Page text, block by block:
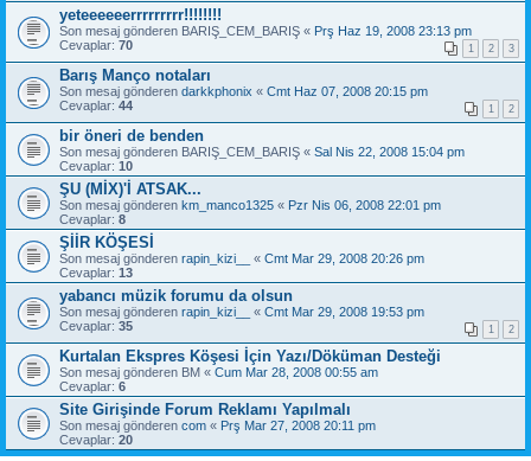
yeteeeeeerrrrrrrrr!!!!!!!!
Son mesaj gönderen BARIŞ_CEM_BARIŞ « Prş Haz 19, 2008 23:13 pm
Cevaplar: 70 1 2 3
Barış Manço notaları
Son mesaj gönderen darkkphonix « Cmt Haz 07, 2008 20:15 pm
Cevaplar: 44 1 2
bir öneri de benden
Son mesaj gönderen BARIŞ_CEM_BARIŞ « Sal Nis 22, 2008 15:04 pm
Cevaplar: 10
ŞU (MİX)'İ ATSAK...
Son mesaj gönderen km_manco1325 « Pzr Nis 06, 2008 22:01 pm
Cevaplar: 8
ŞİİR KÖŞESİ
Son mesaj gönderen rapin_kizi__ « Cmt Mar 29, 2008 20:26 pm
Cevaplar: 13
yabancı müzik forumu da olsun
Son mesaj gönderen rapin_kizi__ « Cmt Mar 29, 2008 19:53 pm
Cevaplar: 35 1 2
Kurtalan Ekspres Köşesi İçin Yazı/Döküman Desteği
Son mesaj gönderen BM « Cum Mar 28, 2008 00:55 am
Cevaplar: 6
Site Girişinde Forum Reklamı Yapılmalı
Son mesaj gönderen com « Prş Mar 27, 2008 20:11 pm
Cevaplar: 20